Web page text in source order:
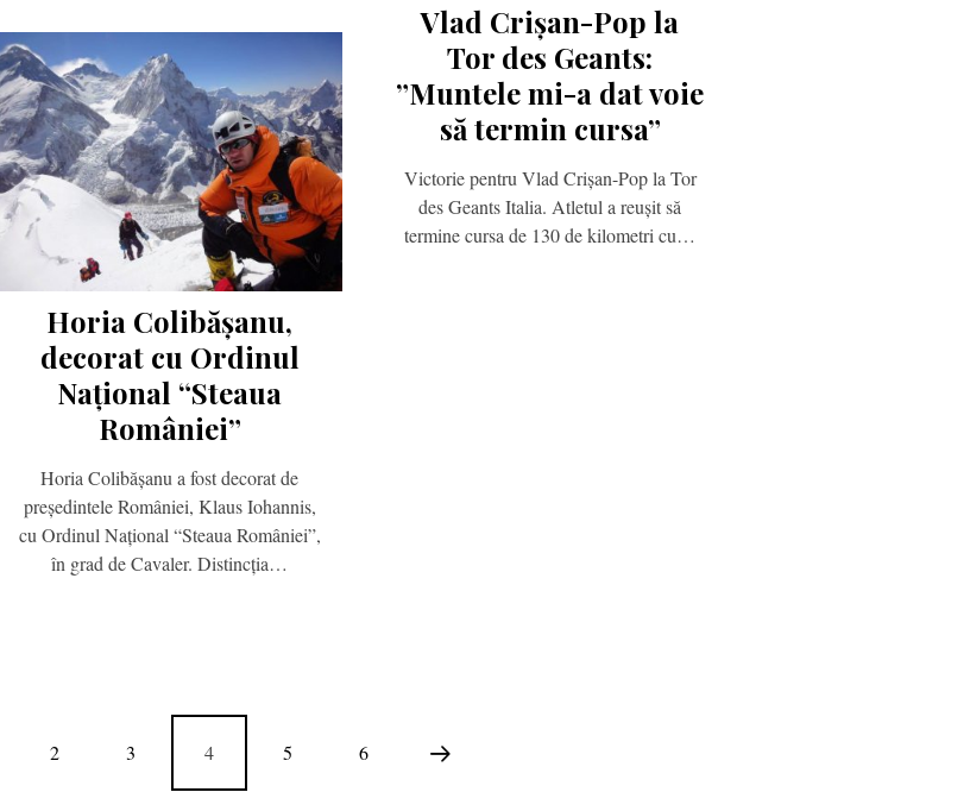
Vlad Crișan-Pop la
Tor des Geants:
”Muntele mi-a dat voie
să termin cursa”
Victorie pentru Vlad Crișan-Pop la Tor
des Geants Italia. Atletul a reușit să
termine cursa de 130 de kilometri cu…
Horia Colibășanu,
decorat cu Ordinul
Național “Steaua
României”
Horia Colibășanu a fost decorat de
președintele României, Klaus Iohannis,
cu Ordinul Național “Steaua României”,
în grad de Cavaler. Distincția…
2 3 4 5 6